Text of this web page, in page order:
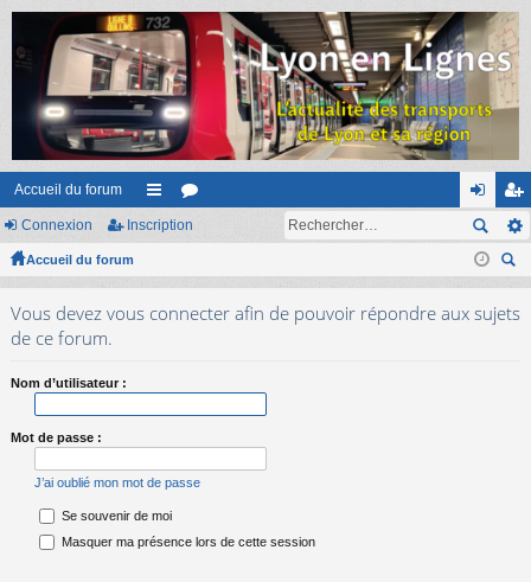
Accueil du forum
ac or on
ne
ns
cri
Connexion Inscription
Accueil du forum
ec
her
Vous devez vous connecter afin de pouvoir répondre aux sujets
de ce forum.
Nom d’utilisateur :
Mot de passe :
J’ai oublié mon mot de passe
Se souvenir de moi
Masquer ma présence lors de cette session